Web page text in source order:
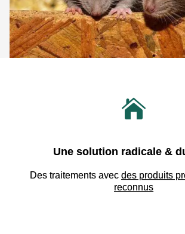

Une solution radicale &
Des traitements avec des produits
reconnus